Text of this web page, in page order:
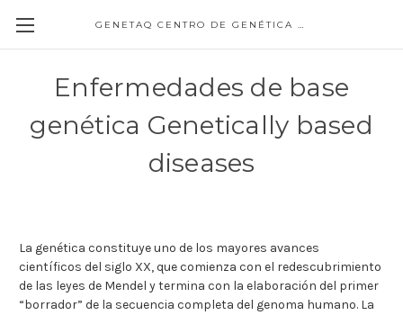
GENETAQ CENTRO DE GENÉTICA MOLECULAR
Enfermedades de base
genética Genetically based
diseases
La genética constituye uno de los mayores avances
científicos del siglo XX, que comienza con el redescubrimiento
de las leyes de Mendel y termina con la elaboración del primer
“borrador” de la secuencia completa del genoma humano. La